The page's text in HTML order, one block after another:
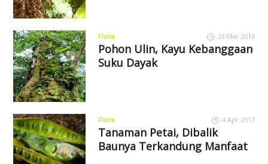
Flora 23 Mar 2018
Pohon Ulin, Kayu Kebanggaan
Suku Dayak
Flora 4 Apr 2017
Tanaman Petai, Dibalik
Baunya Terkandung Manfaat